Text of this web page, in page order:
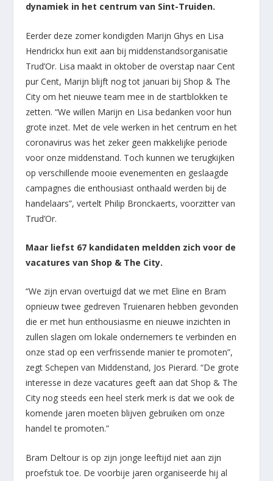
dynamiek in het centrum van Sint-Truiden.
Eerder deze zomer kondigden Marijn Ghys en Lisa
Hendrickx hun exit aan bij middenstandsorganisatie
Trud’Or. Lisa maakt in oktober de overstap naar Cent
pur Cent, Marijn blijft nog tot januari bij Shop & The
City om het nieuwe team mee in de startblokken te
zetten. “We willen Marijn en Lisa bedanken voor hun
grote inzet. Met de vele werken in het centrum en het
coronavirus was het zeker geen makkelijke periode
voor onze middenstand. Toch kunnen we terugkijken
op verschillende mooie evenementen en geslaagde
campagnes die enthousiast onthaald werden bij de
handelaars”, vertelt Philip Bronckaerts, voorzitter van
Trud’Or.
Maar liefst 67 kandidaten meldden zich voor de
vacatures van Shop & The City.
“We zijn ervan overtuigd dat we met Eline en Bram
opnieuw twee gedreven Truienaren hebben gevonden
die er met hun enthousiasme en nieuwe inzichten in
zullen slagen om lokale ondernemers te verbinden en
onze stad op een verfrissende manier te promoten”,
zegt Schepen van Middenstand, Jos Pierard. “De grote
interesse in deze vacatures geeft aan dat Shop & The
City nog steeds een heel sterk merk is dat we ook de
komende jaren moeten blijven gebruiken om onze
handel te promoten.”
Bram Deltour is op zijn jonge leeftijd niet aan zijn
proefstuk toe. De voorbije jaren organiseerde hij al